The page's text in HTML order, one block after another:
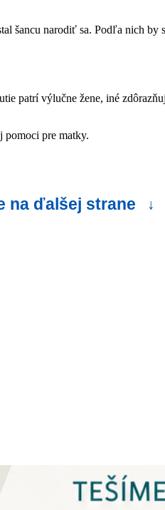
šancu narodiť sa. Podľa nich by
patrí výlučne žene, iné
pomoci pre matky.
na ďalšej strane ↓